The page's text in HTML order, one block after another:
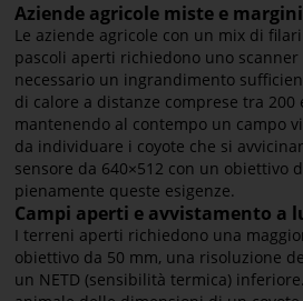
Aziende agricole miste e
Le aziende agricole con un mix di
pascoli aperti richiedono uno scanner
necessario un ingrandimento
di calore a distanze comprese tra 200
mantenendo al contempo un campo
da individuare i coyote che si
sensore da 640×512 con un obiettivo
pienamente queste esigenze.
Campi aperti e avvistamento a
I terreni aperti richiedono una
obiettivo da 50 mm, una risoluzione
un NETD (sensibilità termica)